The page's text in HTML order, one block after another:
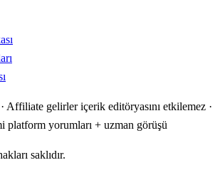
· Affiliate gelirler içerik editöryasını etkilemez ·
platform yorumları + uzman görüşü
saklıdır.